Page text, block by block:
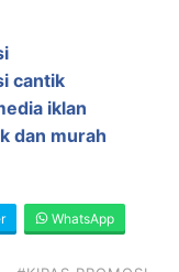
cantik
iklan
dan murah
WhatsApp